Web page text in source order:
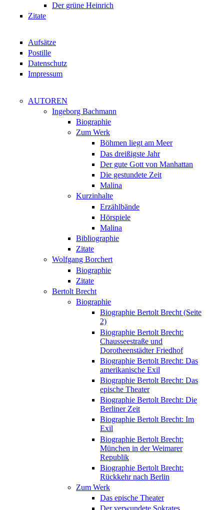
Der grüne Heinrich
Zitate
Aufsätze
Postille
Datenschutz
Impressum
AUTOREN
Ingeborg Bachmann
Biographie
Zum Werk
Böhmen liegt am Meer
Das dreißigste Jahr
Der gute Gott von Manhattan
Die gestundete Zeit
Malina
Kurzinhalte
Erzählbände
Hörspiele
Malina
Bibliographie
Zitate
Wolfgang Borchert
Biographie
Zitate
Bertolt Brecht
Biographie
Biographie Bertolt Brecht (Seite
2)
Biographie Bertolt Brecht:
Chausseestraße und
Dorotheenstädter Friedhof
Biographie Bertolt Brecht: Das
amerikanische Exil
Biographie Bertolt Brecht: Das
epische Theater
Biographie Bertolt Brecht: Die
Berliner Zeit
Biographie Bertolt Brecht: Im
Exil
Biographie Bertolt Brecht:
München in der Weimarer
Republik
Biographie Bertolt Brecht:
Rückkehr nach Berlin
Zum Werk
Das epische Theater